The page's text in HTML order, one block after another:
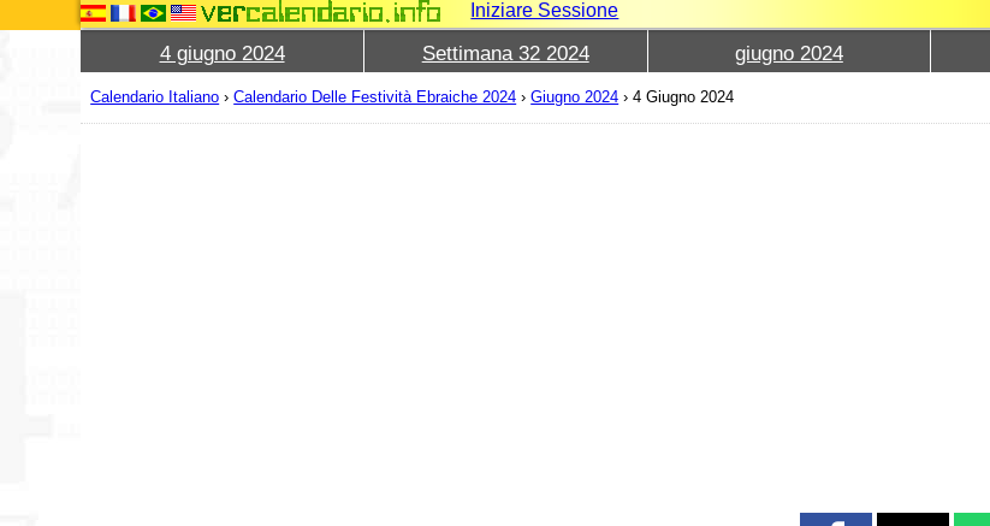
Iniziare Sessione
4 giugno 2024 Settimana 32 2024 giugno 2024
Calendario Italiano ›Calendario Delle Festività Ebraiche 2024 ›Giugno 2024 ›4 Giugno 2024